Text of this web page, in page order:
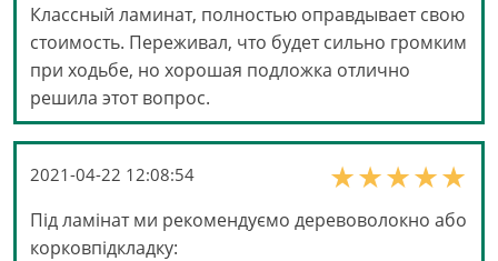
Классный ламинат, полностью оправдывает свою
стоимость. Переживал, что будет сильно громким
при ходьбе, но хорошая подложка отлично
решила этот вопрос.
2021-04-22 12:08:54
Під ламінат ми рекомендуємо деревоволокно або
корковпідкладку: